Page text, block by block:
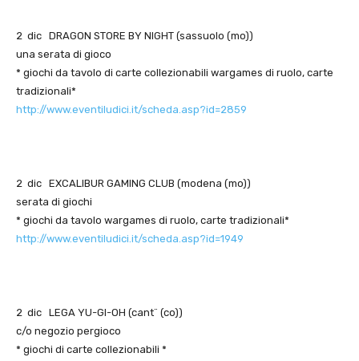
2 dic DRAGON STORE BY NIGHT (sassuolo (mo))
una serata di gioco
* giochi da tavolo di carte collezionabili wargames di ruolo, carte
tradizionali*
http://www.eventiludici.it/scheda.asp?id=2859
2 dic EXCALIBUR GAMING CLUB (modena (mo))
serata di giochi
* giochi da tavolo wargames di ruolo, carte tradizionali*
http://www.eventiludici.it/scheda.asp?id=1949
2 dic LEGA YU-GI-OH (cant¨ (co))
c/o negozio pergioco
* giochi di carte collezionabili *